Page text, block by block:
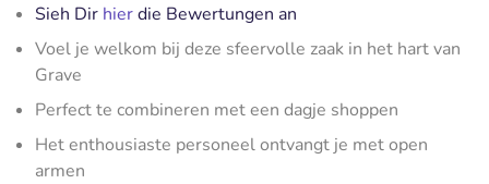
Sieh Dir hierdie Bewertungen an
Voel je welkom bij deze sfeervolle zaak in het hart van
Grave
Perfect te combineren met een dagje shoppen
Het enthousiaste personeel ontvangt je met open
armen